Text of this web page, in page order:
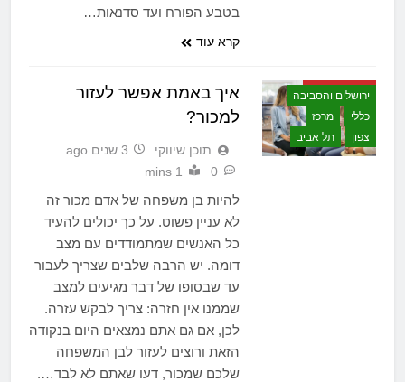
בטבע הפורח ועד סדנאות…
קרא עוד
ירושלים והסביבה
כללי
מרכז
צפון
תל אביב
איך באמת אפשר לעזור
למכור?
תוכן שיווקי
3 שנים ago
0
1 mins
להיות בן משפחה של אדם מכור זה
לא עניין פשוט. על כך יכולים להעיד
כל האנשים שמתמודדים עם מצב
דומה. יש הרבה שלבים שצריך לעבור
עד שבסופו של דבר מגיעים למצב
שממנו אין חזרה: צריך לבקש עזרה.
לכן, אם גם אתם נמצאים היום בנקודה
הזאת ורוצים לעזור לבן המשפחה
שלכם שמכור, דעו שאתם לא לבד….